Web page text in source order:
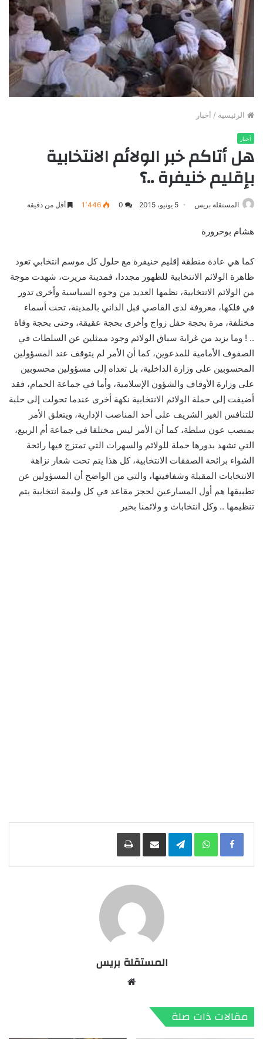
الرئيسية / أخبار
أخبار
هل أتاكم خبر الولائم الانتخابية
بإقليم خنيفرة ..؟
المستقلة بريس 5 يونيو، 2015 0 1٬446 أقل من دقيقة
هشام بوحرورة
كما هي عادة منطقة إقليم خنيفرة مع حلول كل موسم انتخابي تعود
ظاهرة الولائم الانتخابية للظهور مجددا، فمدينة مريرت، شهدت موجة
من الولائم الانتخابية، نظمها العديد من وجوه السياسية وأخرى تدور
في فلكها، معروفة لدى القاصي قبل الداني بالمدينة، تحت أسماء
مختلفة، مرة بحجة حفل زواج وأخرى بحجة عقيقة، وحتى بحجة وفاة
.. ! وما يزيد من غرابة سباق الولائم وجود ممثلين عن السلطات في
الصفوف الأمامية للمدعوين، كما أن الأمر لم يتوقف عند المسؤولين
المحسوبين على وزارة الداخلية، بل تعداه إلى مسؤولين محسوبين
على وزارة الأوقاف والشؤون الإسلامية، وأما في جماعة الحمام، فقد
أضيفت إلى حملة الولائم الانتخابية نكهة أخرى عندما تحولت إلى حلبة
للتنافس الغير الشريف على أحد المناصب الإدارية، ويتعلق الأمر
بمنصب عون سلطة، كما أن الأمر ليس مختلفا في جماعة أم الربيع،
التي تشهد بدورها حملة للولائم والسهرات التي تمتزج فيها رائحة
الشواء برائحة الصفقات الانتخابية، كل هذا يتم تحت شعار نزاهة
الانتخابات المقبلة وشفافيتها، والتي من الواضح أن المسؤولين عن
تطبيقها هم أول المسارعين لحجز مقاعد في كل وليمة انتخابية يتم
تنظيمها .. وكل انتخابات و ولائمنا بخير
Facebook
WhatsApp
Telegramمشاركة عبر البريد طباعة
المستقلة بريس
مقالات ذات صلة